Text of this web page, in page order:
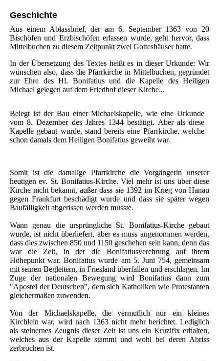
Geschichte
Aus einem Ablassbrief, der am 6. September 1363 von 20
Bischöfen und Erzbischöfen erlassen wurde, geht hervor, dass
Mittelbuchen zu diesem Zeitpunkt zwei Gotteshäuser hatte.
In der Übersetzung des Textes heißt es in dieser Urkunde: Wir
wünschen also, dass die Pfarrkirche in Mittelbuchen, gegründet
zur Ehre des Hl. Bonifatius und die Kapelle des Heiligen
Michael gelegen auf dem Friedhof dieser Kirche...
Belegt ist der Bau einer Michaelskapelle, wie eine Urkunde
vom 8. Dezember des Jahres 1344 bestätigt. Aber als diese
Kapelle gebaut wurde, stand bereits eine Pfarrkirche, welche
schon damals dem Heiligen Bonifatius geweiht war.
Somit ist die damalige Pfarrkirche die Vorgängerin unserer
heutigen ev. St. Bonifatius-Kirche. Viel mehr ist uns über diese
Kirche nicht bekannt, außer dass sie 1392 im Krieg von Hanau
gegen Frankfurt beschädigt wurde und dass sie später wegen
Baufälligkeit abgerissen werden musste.
Wann genau die ursprüngliche St. Bonifatius-Kirche gebaut
wurde, ist nicht überliefert, aber es muss angenommen werden,
dass dies zwischen 850 und 1150 geschehen sein kann, denn das
war die Zeit, in der die Bonifatiusverehrung auf ihrem
Höhepunkt war. Bonifatius wurde am 5. Juni 754, gemeinsam
mit seinen Begleitern, in Friesland überfallen und erschlagen. Im
Zuge der nationalen Bewegung wird Bonifatius dann zum
"Apostel der Deutschen", dem sich Katholiken wie Protestanten
gleichermaßen zuwenden.
Von der Michaelskapelle, die vermutlich nur ein kleines
Kirchlein war, wird nach 1363 nicht mehr berichtet. Lediglich
als steinernes Zeugnis dieser Zeit ist uns ein Kruzifix erhalten,
welches aus der Kapelle stammt und wohl bei deren Abriss
zerbrochen ist.